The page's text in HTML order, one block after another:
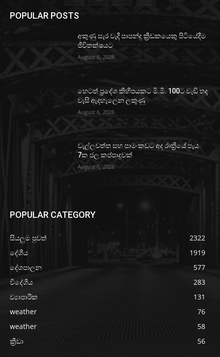
POPULAR POSTS
අකුණු සැර වැදී පාපන්දු ක්‍රීඩකයෙකු පිටියේදීම
ජීවිතක්ෂයට
August 6, 2026
හෙටත් ප්‍රදේශ කිහිපයකට මි.මී. 100ට වැඩි තද
වැසි ඇදහැලෙන ලකුණු
August 6, 2026
වැල්ලවත්ත සහ පාමංකඩට අද රාත්‍රියේ පැය
7ක ජල කප්පාදුවක්
August 6, 2026
POPULAR CATEGORY
සියලුම පුවත්
2322
දේශීය
1919
දේශපාලන
577
විදේශීය
283
ව්‍යාපාරික
131
weather
76
weather
58
ක්‍රීඩා
56